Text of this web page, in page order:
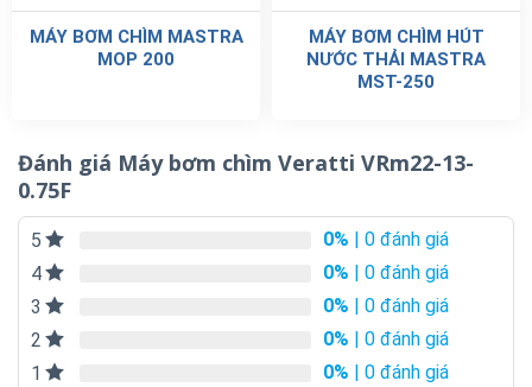
MÁY BƠM CHÌM MASTRA
MOP 200
MÁY BƠM CHÌM HÚT
NƯỚC THẢI MASTRA
MST-250
Đánh giá Máy bơm chìm Veratti VRm22-13-
0.75F
5 0% | 0 đánh giá
4
0% | 0 đánh giá
3
0% | 0 đánh giá
2
0% | 0 đánh giá
1
0% | 0 đánh giá